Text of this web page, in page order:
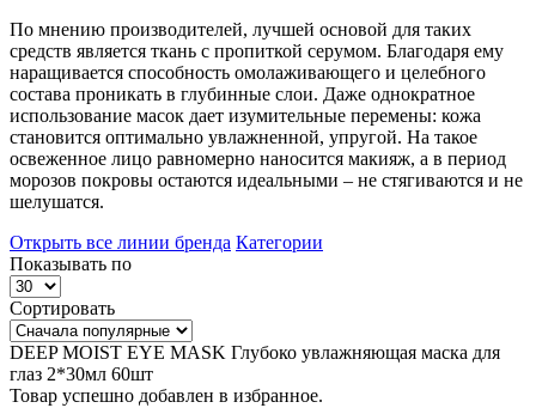
По мнению производителей, лучшей основой для таких
средств является ткань с пропиткой серумом. Благодаря ему
наращивается способность омолаживающего и целебного
состава проникать в глубинные слои. Даже однократное
использование масок дает изумительные перемены: кожа
становится оптимально увлажненной, упругой. На такое
освеженное лицо равномерно наносится макияж, а в период
морозов покровы остаются идеальными – не стягиваются и не
шелушатся.
Открыть все линии бренда Категории
Показывать по
Сортировать
DEEP MOIST EYE MASK Глубоко увлажняющая маска для
глаз 2*30мл 60шт
Товар успешно добавлен в избранное.